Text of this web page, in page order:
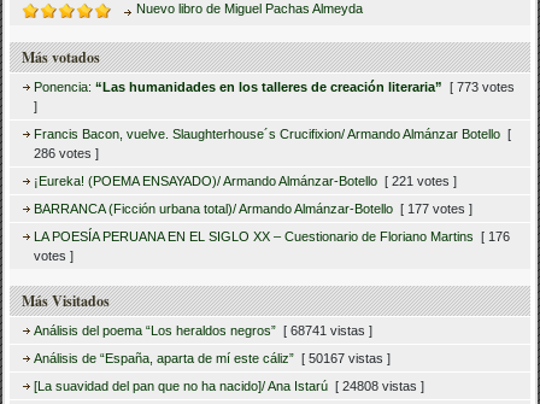
Nuevo libro de Miguel Pachas Almeyda
Más votados
Ponencia:“Las humanidades en los talleres de creación literaria”
[ 773 votes
]
Francis Bacon, vuelve. Slaughterhouse´s Crucifixion/ Armando Almánzar Botello [
286 votes ]
¡Eureka! (POEMA ENSAYADO)/ Armando Almánzar-Botello [ 221 votes ]
BARRANCA (Ficción urbana total)/ Armando Almánzar-Botello [ 177 votes ]
LA POESÍA PERUANA EN EL SIGLO XX – Cuestionario de Floriano Martins
[ 176
votes ]
Más Visitados
Análisis del poema “Los heraldos negros” [ 68741 vistas ]
Análisis de “España, aparta de mí este cáliz” [ 50167 vistas ]
[La suavidad del pan que no ha nacido]/ Ana Istarú [ 24808 vistas ]